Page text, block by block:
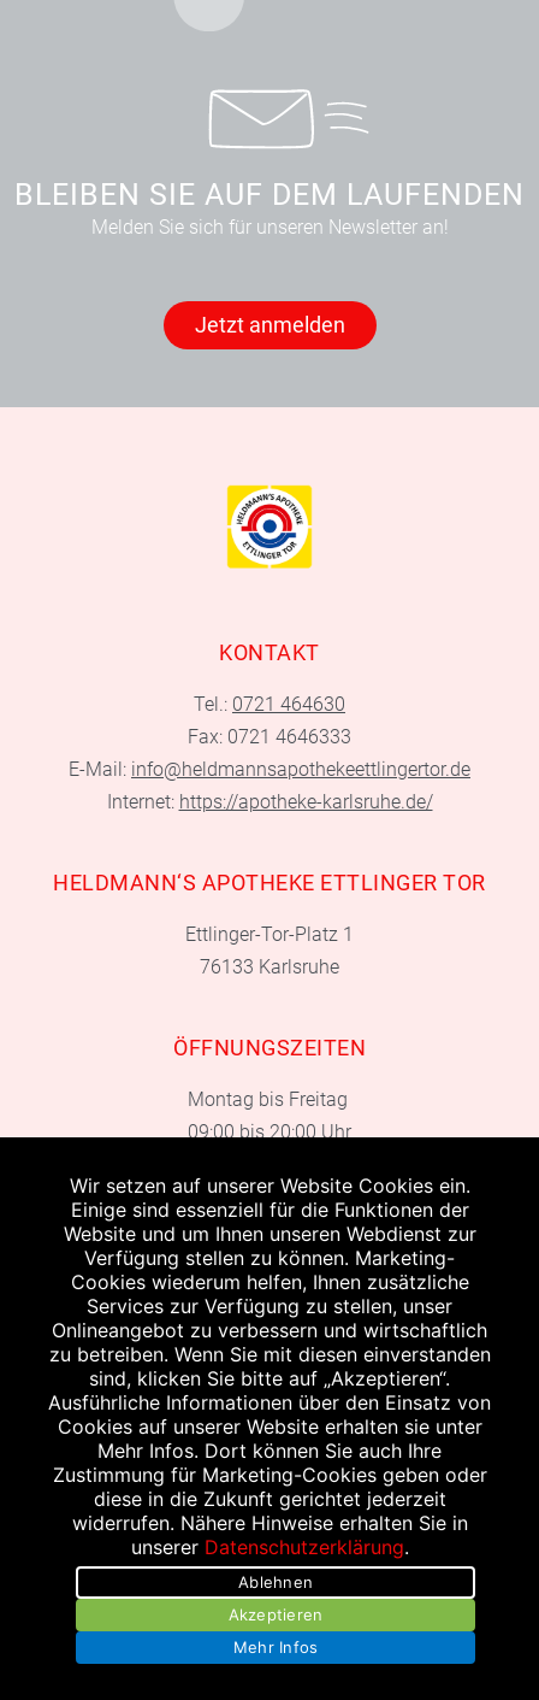
BLEIBEN SIE AUF DEM LAUFENDEN
Melden Sie sich für unseren Newsletter an!
Jetzt anmelden
KONTAKT
Tel.: 0721 464630
Fax: 0721 4646333
E-Mail: info@heldmannsapothekeettlingertor.de
Internet: https://apotheke-karlsruhe.de/
HELDMANN‘S APOTHEKE ETTLINGER TOR
Ettlinger-Tor-Platz 1
76133 Karlsruhe
ÖFFNUNGSZEITEN
Montag bis Freitag
09:00 bis 20:00 Uhr
09:00 bis 20:00 Uhr
WEITERER STANDORT
HELDMANN'S APOTHEKE Q6 Q7
Q7, 3
68161 Mannheim
Tel.: 0621 33658560
Wir setzen auf unserer Website Cookies ein.
Einige sind essenziell für die Funktionen der
Website und um Ihnen unseren Webdienst zur
Verfügung stellen zu können. Marketing-
Cookies wiederum helfen, Ihnen zusätzliche
Services zur Verfügung zu stellen, unser
Onlineangebot zu verbessern und wirtschaftlich
zu betreiben. Wenn Sie mit diesen einverstanden
sind, klicken Sie bitte auf „Akzeptieren“.
Ausführliche Informationen über den Einsatz von
Cookies auf unserer Website erhalten sie unter
Mehr Infos. Dort können Sie auch Ihre
Zustimmung für Marketing-Cookies geben oder
diese in die Zukunft gerichtet jederzeit
widerrufen. Nähere Hinweise erhalten Sie in
unserer Datenschutzerklärung.
Ablehnen
Akzeptieren
Mehr Infos